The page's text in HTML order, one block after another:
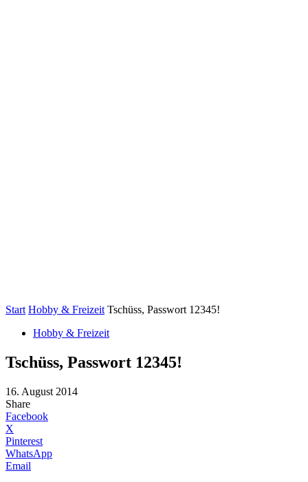
Start Hobby & Freizeit Tschüss, Passwort 12345!
Hobby & Freizeit
Tschüss, Passwort 12345!
16. August 2014
Share
Facebook
X
Pinterest
WhatsApp
Email